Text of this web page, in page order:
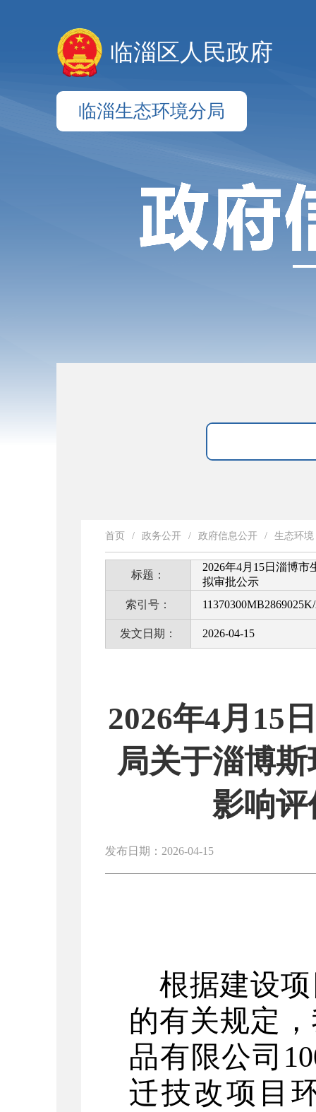
临淄区人民政府
临淄生态环境分局
首页 / 政务公开 / 政府信息公开 / 生态环境
标题：
2026年4月15日淄博
拟审批公示
索引号：
发文日期： 2026-04-15
2026年4月15
局关于淄博
影响
发布日期：2026-04-15
根据建设
的有关规定
品有限公司
迁技改项目